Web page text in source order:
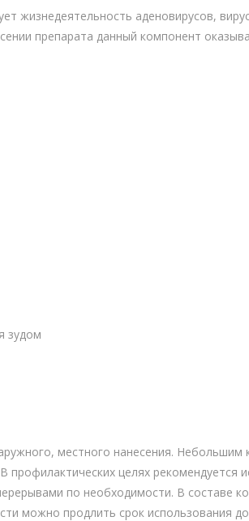
жизнедеятельность аденовирусов,
препарата данный компонент
зудом
местного нанесения. Небольшим
целях рекомендуется
по необходимости. В составе
можно продлить срок использования